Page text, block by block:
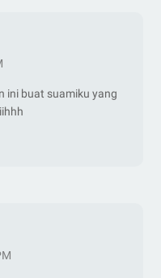
ini buat suamiku yang